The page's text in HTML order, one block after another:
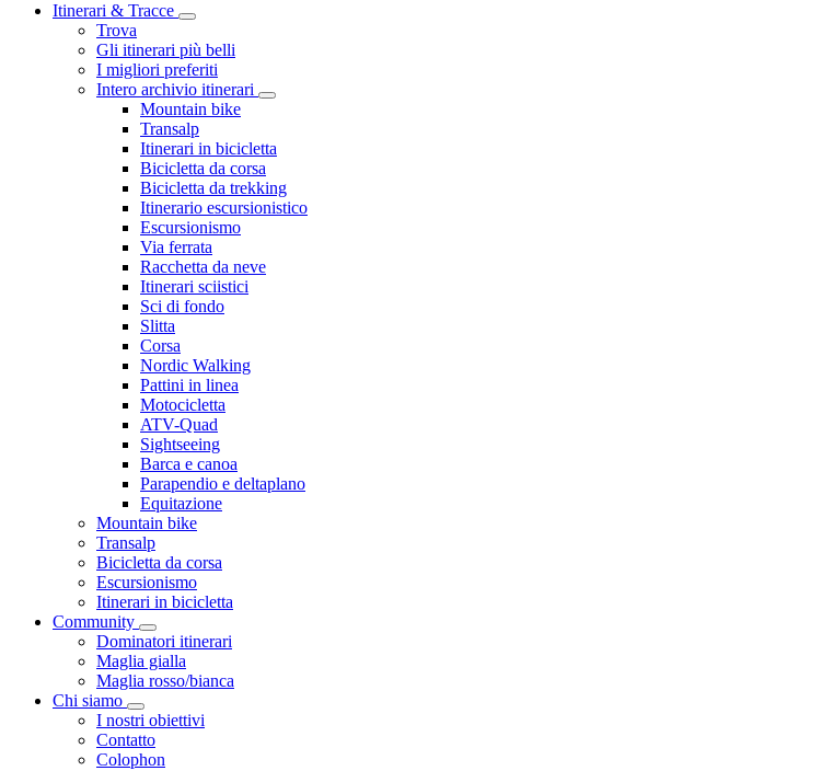
Itinerari & Tracce
Trova
Gli itinerari più belli
I migliori preferiti
Intero archivio itinerari
Mountain bike
Transalp
Itinerari in bicicletta
Bicicletta da corsa
Bicicletta da trekking
Itinerario escursionistico
Escursionismo
Via ferrata
Racchetta da neve
Itinerari sciistici
Sci di fondo
Slitta
Corsa
Nordic Walking
Pattini in linea
Motocicletta
ATV-Quad
Sightseeing
Barca e canoa
Parapendio e deltaplano
Equitazione
Mountain bike
Transalp
Bicicletta da corsa
Escursionismo
Itinerari in bicicletta
Community
Dominatori itinerari
Maglia gialla
Maglia rosso/bianca
Chi siamo
I nostri obiettivi
Contatto
Colophon